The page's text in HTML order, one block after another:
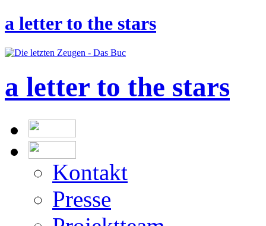
a letter to the stars
a letter to the stars
Kontakt
Presse